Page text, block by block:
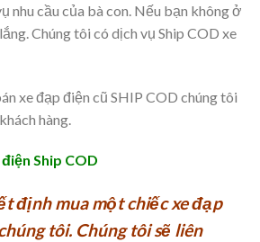
nhu cầu của bà con. Nếu bạn không ở
Chúng tôi có dịch vụ Ship COD xe
xe đạp điện cũ SHIP COD chúng tôi
hàng.
Ship COD
định mua một chiếc xe đạp
tôi. Chúng tôi sẽ liên